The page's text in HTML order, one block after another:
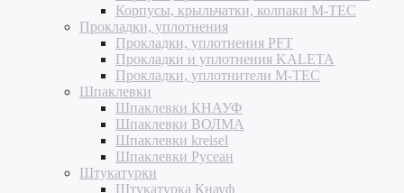
Корпусы, крыльчатки, колпаки M-TEC
Прокладки, уплотнения
Прокладки, уплотнения PFT
Прокладки и уплотнения KALETA
Прокладки, уплотнители M-TEC
Шпаклевки
Шпаклевки КНАУФ
Шпаклевки ВОЛМА
Шпаклевки kreisel
Шпаклевки Русеан
Штукатурки
Штукатурка Кнауф